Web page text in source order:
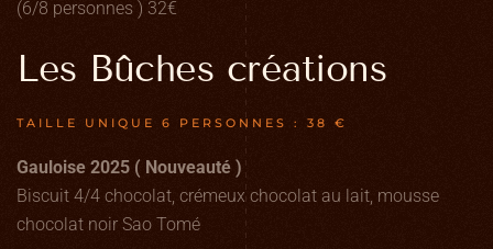
(6/8 personnes ) 32€
Les Bûches créations
TAILLE UNIQUE 6 PERSONNES : 38 €
Gauloise 2025 ( Nouveauté )
Biscuit 4/4 chocolat, crémeux chocolat au lait, mousse
chocolat noir Sao Tomé